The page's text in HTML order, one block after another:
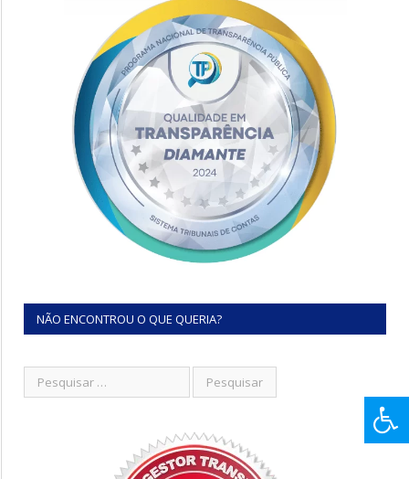
NÃO ENCONTROU O QUE QUERIA?